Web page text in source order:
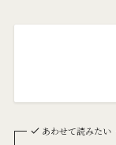
あわせて読みたい